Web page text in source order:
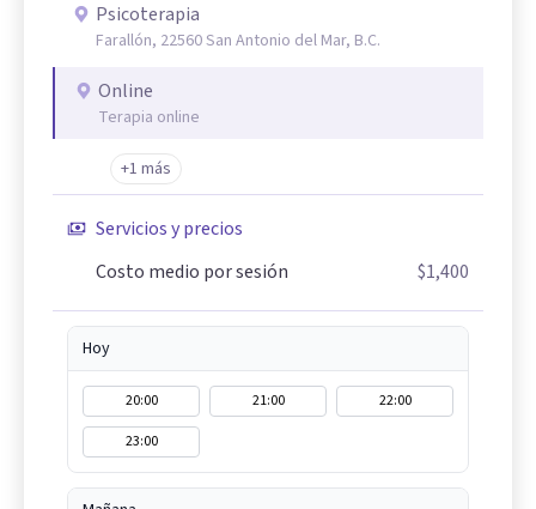
Psicoterapia
Farallón, 22560 San Antonio del Mar, B.C.
Online
Terapia online
+1 más
Servicios y precios
Costo medio por sesión
$1,400
Hoy
20:00 21:00
22:00
23:00